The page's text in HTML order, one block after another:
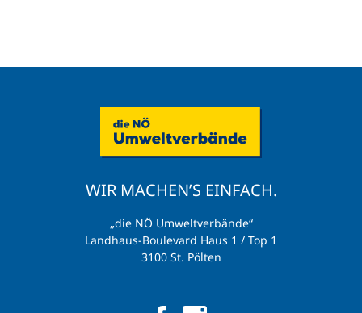
WIR MACHEN’S EINFACH.
„die NÖ Umweltverbände“
Landhaus-Boulevard Haus 1 / Top 1
3100 St. Pölten